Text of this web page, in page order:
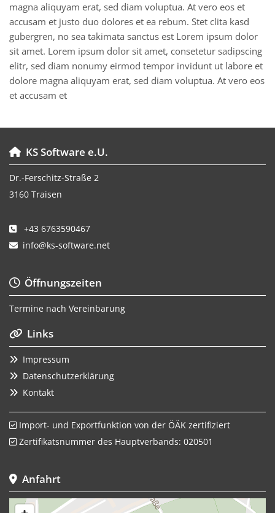
magna aliquyam erat, sed diam voluptua. At vero eos et
accusam et justo duo dolores et ea rebum. Stet clita kasd
gubergren, no sea takimata sanctus est Lorem ipsum dolor
sit amet. Lorem ipsum dolor sit amet, consetetur sadipscing
elitr, sed diam nonumy eirmod tempor invidunt ut labore et
dolore magna aliquyam erat, sed diam voluptua. At vero eos
et accusam et
 KS Software e.U.
Dr.-Ferschitz-Straße 2
3160 Traisen
 +43 6763590467
 info@ks-software.net
Öffnungszeiten
Termine nach Vereinbarung
 Links
 Impressum
 Datenschutzerklärung
 Kontakt
 Import- und Exportfunktion von der ÖÄK zertifiziert
 Zertifikatsnummer des Hauptverbands: 020501
 Anfahrt